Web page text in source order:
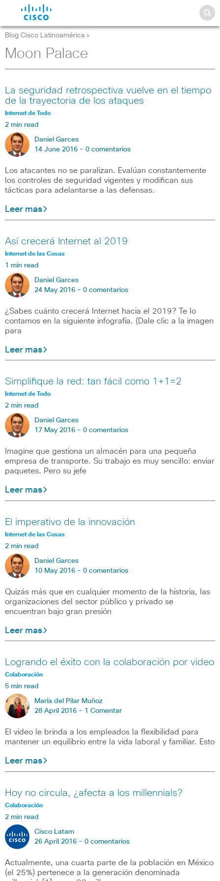
Blog Cisco Latinoamérica >
Moon Palace
La seguridad retrospectiva vuelve en el tiempo
de la trayectoria de los ataques
Internet de Todo
2 min read
Daniel Garces
14 June 2016 - 0 comentarios
Los atacantes no se paralizan. Evalúan constantemente
los controles de seguridad vigentes y modifican sus
tácticas para adelantarse a las defensas.
Leer mas
Así crecerá Internet al 2019
Internet de las Cosas
1 min read
Daniel Garces
24 May 2016 - 0 comentarios
¿Sabes cuánto crecerá Internet hacia el 2019? Te lo
contamos en la siguiente infografía. (Dale clic a la imagen
para
Leer mas
Simplifique la red: tan fácil como 1+1=2
Internet de Todo
2 min read
Daniel Garces
17 May 2016 - 0 comentarios
Imagine que gestiona un almacén para una pequeña
empresa de transporte. Su trabajo es muy sencillo: enviar
paquetes. Pero su jefe
Leer mas
El imperativo de la innovación
Internet de las Cosas
2 min read
Daniel Garces
10 May 2016 - 0 comentarios
Quizás más que en cualquier momento de la historia, las
organizaciones del sector público y privado se
encuentran bajo gran presión
Leer mas
Logrando el éxito con la colaboración por video
Colaboración
5 min read
María del Pilar Muñoz
28 April 2016 - 1 Comentar
El video le brinda a los empleados la flexibilidad para
mantener un equilibrio entre la vida laboral y familiar. Esto
Leer mas
Hoy no circula, ¿afecta a los millennials?
Colaboración
2 min read
Cisco Latam
26 April 2016 - 0 comentarios
Actualmente, una cuarta parte de la población en México
(el 25%) pertenece a la generación denominada